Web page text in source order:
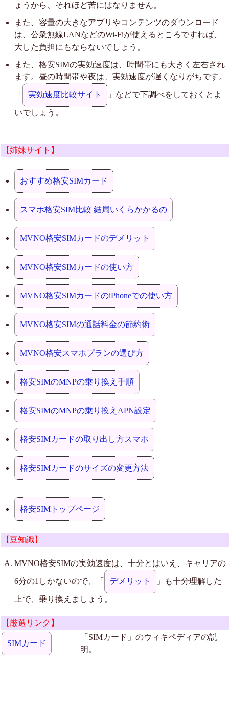
ょうから、それほど苦にはなりません。
また、容量の大きなアプリやコンテンツのダウンロード
は、公衆無線LANなどのWi-Fiが使えるところですれば、
大した負担にもならないでしょう。
また、格安SIMの実効速度は、時間帯にも大きく左右され
ます。昼の時間帯や夜は、実効速度が遅くなりがちです。
「 実効速度比較サイト 」などで下調べをしておくとよ
いでしょう。
【姉妹サイト】
おすすめ格安SIMカード
スマホ格安SIM比較 結局いくらかかるの
MVNO格安SIMカードのデメリット
MVNO格安SIMカードの使い方
MVNO格安SIMカードのiPhoneでの使い方
MVNO格安SIMの通話料金の節約術
MVNO格安スマホプランの選び方
格安SIMのMNPの乗り換え手順
格安SIMのMNPの乗り換えAPN設定
格安SIMカードの取り出し方スマホ
格安SIMカードのサイズの変更方法
格安SIMトップページ
【豆知識】
MVNO格安SIMの実効速度は、十分とはいえ、キャリアの
6分の1しかないので、「 デメリット 」も十分理解した
上で、乗り換えましょう。
【厳選リンク】
SIMカード
「SIMカード」のウィキペディアの説
明。